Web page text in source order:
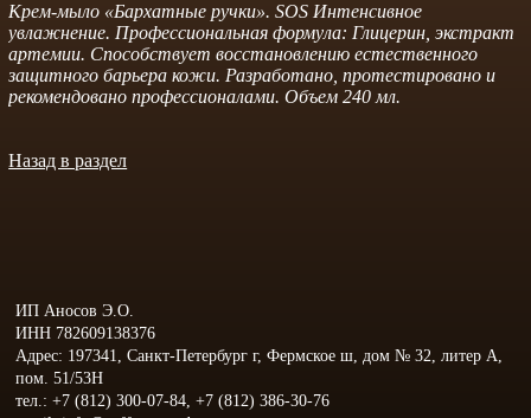
Крем-мыло «Бархатные ручки». SOS Интенсивное
увлажнение. Профессиональная формула: Глицерин, экстракт
артемии. Способствует восстановлению естественного
защитного барьера кожи. Разработано, протестировано и
рекомендовано профессионалами. Объем 240 мл.
Назад в раздел
ИП Аносов Э.О.
ИНН 782609138376
Адрес: 197341, Санкт-Петербург г, Фермское ш, дом № 32, литер А,
пом. 51/53Н
тел.: +7 (812) 300-07-84, +7 (812) 386-30-76